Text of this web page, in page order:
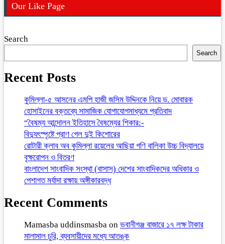
Our Like Page
Search
Search
Recent Posts
কুমিল্লা-৫ আসনের এমপি হাজী জসিম উদ্দিনকে নিয়ে ড. মোবারক
হোসাইনের বক্তব্যে সামাজিক যোগাযোগমাধ্যমে প্রতিবাদ
“বৈষম্য আন্দোলন ইতিহাসে বৈষম্যের শিকার:-
বিদ্যুৎস্পৃষ্টে প্রাণ গেল দুই কিশোরের
রোটারী ক্লাব অব কুমিল্লা রয়েলের আছিয়া গণি বালিকা উচ্চ বিদ্যালয়ে
বৃক্ষরোপন ও বিতরণ
বাংলাদেশ সাংবাদিক সংস্থা (বাসাস) দেশের সাংবাদিকদের অধিকার ও
পেশাগত মর্যাদা রক্ষায় অঙ্গীকারবদ্ধ
Recent Comments
Mamasba uddinsmasba on ভবানীগঞ্জ বাজারে ১৭ লক্ষ টাকার
মালামাল চুরি, ব্যবসায়ীদের মধ্যে আতঙ্ক